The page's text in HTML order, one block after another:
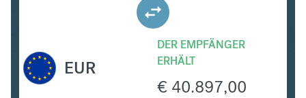
DER EMPFÄNGER
ERHÄLT
€ 40.897,00
EUR